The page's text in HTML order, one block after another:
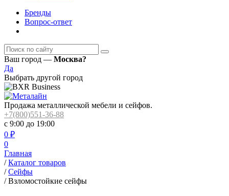
Бренды
Вопрос-ответ
Ваш город — Москва?
Да
Выбрать другой город
Продажа металлической мебели и сейфов.
+7(800)551-36-88
с 9:00 до 19:00
0 ₽
0
Главная
/ Каталог товаров
/ Сейфы
/ Взломостойкие сейфы